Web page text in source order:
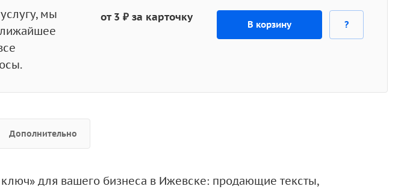
мы
от 3 ₽ за карточку
В корзину ?
Дополнительно
ключ» для вашего бизнеса в Ижевске: продающие тексты,